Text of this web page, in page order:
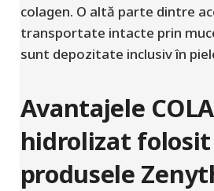
colagen. O altă parte dintre
transportate intacte prin
sunt depozitate inclusiv în
Avantajele
hidrolizat
produsele